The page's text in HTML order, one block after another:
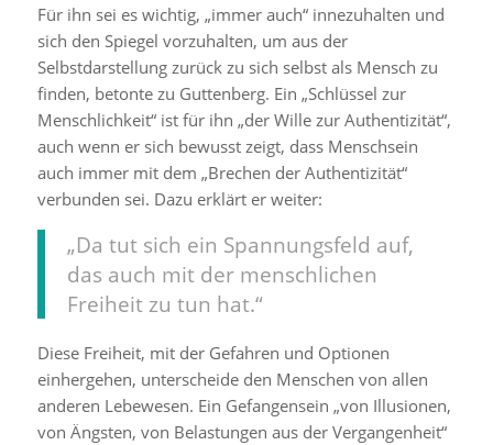
Für ihn sei es wichtig, „immer auch“ innezuhalten und
sich den Spiegel vorzuhalten, um aus der
Selbstdarstellung zurück zu sich selbst als Mensch zu
finden, betonte zu Guttenberg. Ein „Schlüssel zur
Menschlichkeit“ ist für ihn „der Wille zur Authentizität“,
auch wenn er sich bewusst zeigt, dass Menschsein
auch immer mit dem „Brechen der Authentizität“
verbunden sei. Dazu erklärt er weiter:
„Da tut sich ein Spannungsfeld auf,
das auch mit der menschlichen
Freiheit zu tun hat.“
Diese Freiheit, mit der Gefahren und Optionen
einhergehen, unterscheide den Menschen von allen
anderen Lebewesen. Ein Gefangensein „von Illusionen,
von Ängsten, von Belastungen aus der Vergangenheit“